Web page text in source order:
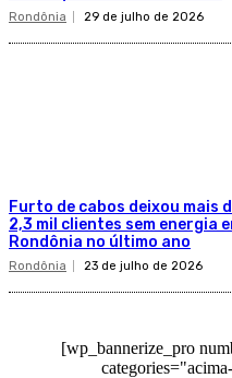
Rondônia 29 de julho de 2026
Furto de cabos deixou mais
2,3 mil clientes sem energia
Rondônia no último ano
Rondônia 23 de julho de 2026
[wp_bannerize_pro